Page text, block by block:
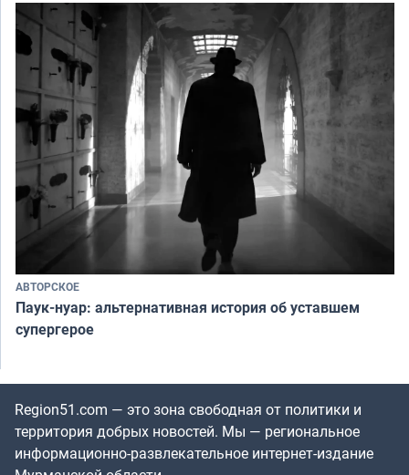
АВТОРСКОЕ
Паук-нуар: альтернативная история об уставшем
супергерое
Region51.com — это зона свободная от политики и
территория добрых новостей. Мы — региональное
информационно-развлекательное интернет-издание